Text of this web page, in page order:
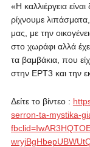
«Η καλλιέργεια
ρίχνουμε
μας, με την
στο χωράφι αλλά
τα βαμβάκια, που
στην ΕΡΤ3 και την
Δείτε το βίντεο :
serron-ta-mystika-